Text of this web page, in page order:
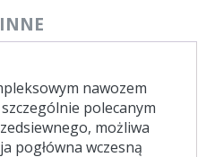
INNE
nawozem
polecanym
możliwa
pogłówna wczesną